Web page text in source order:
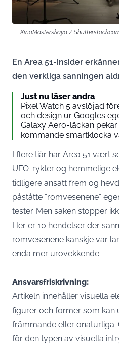
KinoMasterskaya /
En Area 51-insider
den verkliga sanningen
Just nu läser andra
Pixel Watch 5 avslöjad
och design ur Googles
Galaxy Aero-läckan
kommande smartklocka
I flere tiår har Area 51 vært
UFO-rykter og hemmelige
tidligere ansatt frem og
påståtte ”romvesenene”
tester. Men saken stopper
Her er 10 hendelser der
romvesenene kanskje var
enda mer urovekkende.
Ansvarsfriskrivning:
Artikeln innehåller visuella
figurer och former som kan
främmande eller onaturliga.
för den typen av visuella